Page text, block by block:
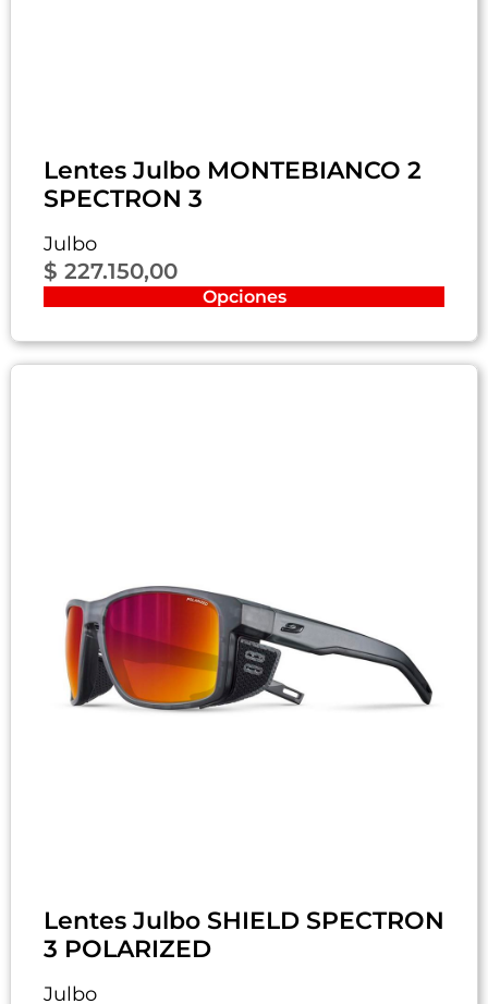
Lentes Julbo MONTEBIANCO 2
SPECTRON 3
Julbo
$ 227.150,00
Opciones
Lentes Julbo SHIELD SPECTRON
3 POLARIZED
Julbo